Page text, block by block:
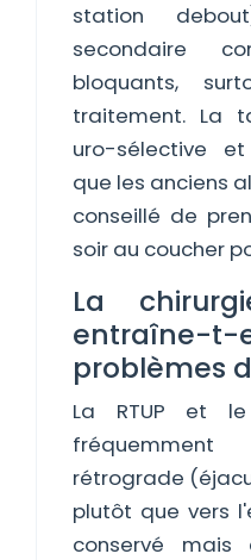
station
secondaire
bloquants,
traitement. La
uro-sélective
que les anciens
conseillé de
soir au coucher
La
problèmes
La RTUP et le
rétrograde
plutôt que vers
conservé mais